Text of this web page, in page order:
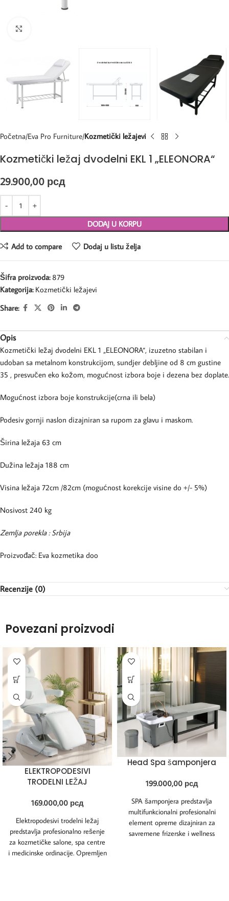
Početna Eva Pro Furniture Kozmetički ležajevi
Kozmetički ležaj dvodelni EKL 1 „ELEONORA“
29.900,00 рсд
DODAJ U KORPU
Add to compare Dodaj u listu želja
Šifra proizvoda: 879
Kategorija: Kozmetički ležajevi
Share:
Opis
Kozmetički ležaj dvodelni EKL 1 „ELEONORA“, izuzetno stabilan i
udoban sa metalnom konstrukcijom, sundjer debljine od 8 cm gustine
35 , presvučen eko kožom, mogućnost izbora boje i dezena bez doplate.
Mogućnost izbora boje konstrukcije(crna ili bela)
Podesiv gornji naslon dizajniran sa rupom za glavu i maskom.
Širina ležaja 63 cm
Dužina ležaja 188 cm
Visina ležaja 72cm /82cm (mogućnost korekcije visine do +/- 5%)
Nosivost 240 kg
Zemlja porekla : Srbija
Proizvođač: Eva kozmetika doo
Recenzije (0)
Povezani proizvodi
ELEKTROPODESIVI
TRODELNI LEŽAJ
169.000,00 рсд
Elektropodesivi trodelni ležaj
predstavlja profesionalno rešenje
za kozmetičke salone, spa centre
i medicinske ordinacije. Opremljen
Head Spa šamponjera
199.000,00 рсд
SPA šamponjera predstavlja
multifunkcionalni profesionalni
element opreme dizajniran za
savremene frizerske i wellness